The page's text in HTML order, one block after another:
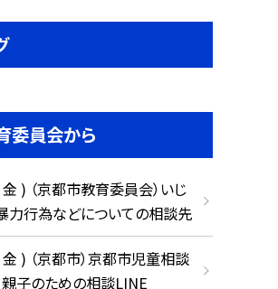
委員会から
) （京都市教育委員会）いじ
力行為などについての相談先
) （京都市）京都市児童相談
子のための相談LINE